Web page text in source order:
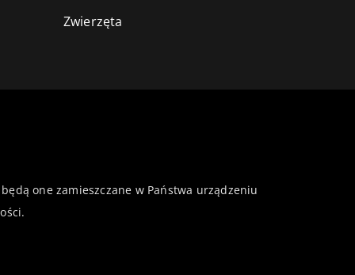
Zwierzęta
one zamieszczane w Państwa urządzeniu
.